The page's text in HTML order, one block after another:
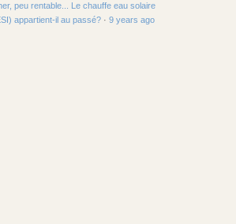
peu rentable... Le chauffe eau solaire
appartient-il au passé?· 9 years ago